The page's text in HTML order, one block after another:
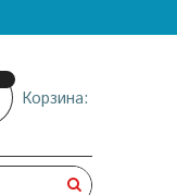
Корзина: